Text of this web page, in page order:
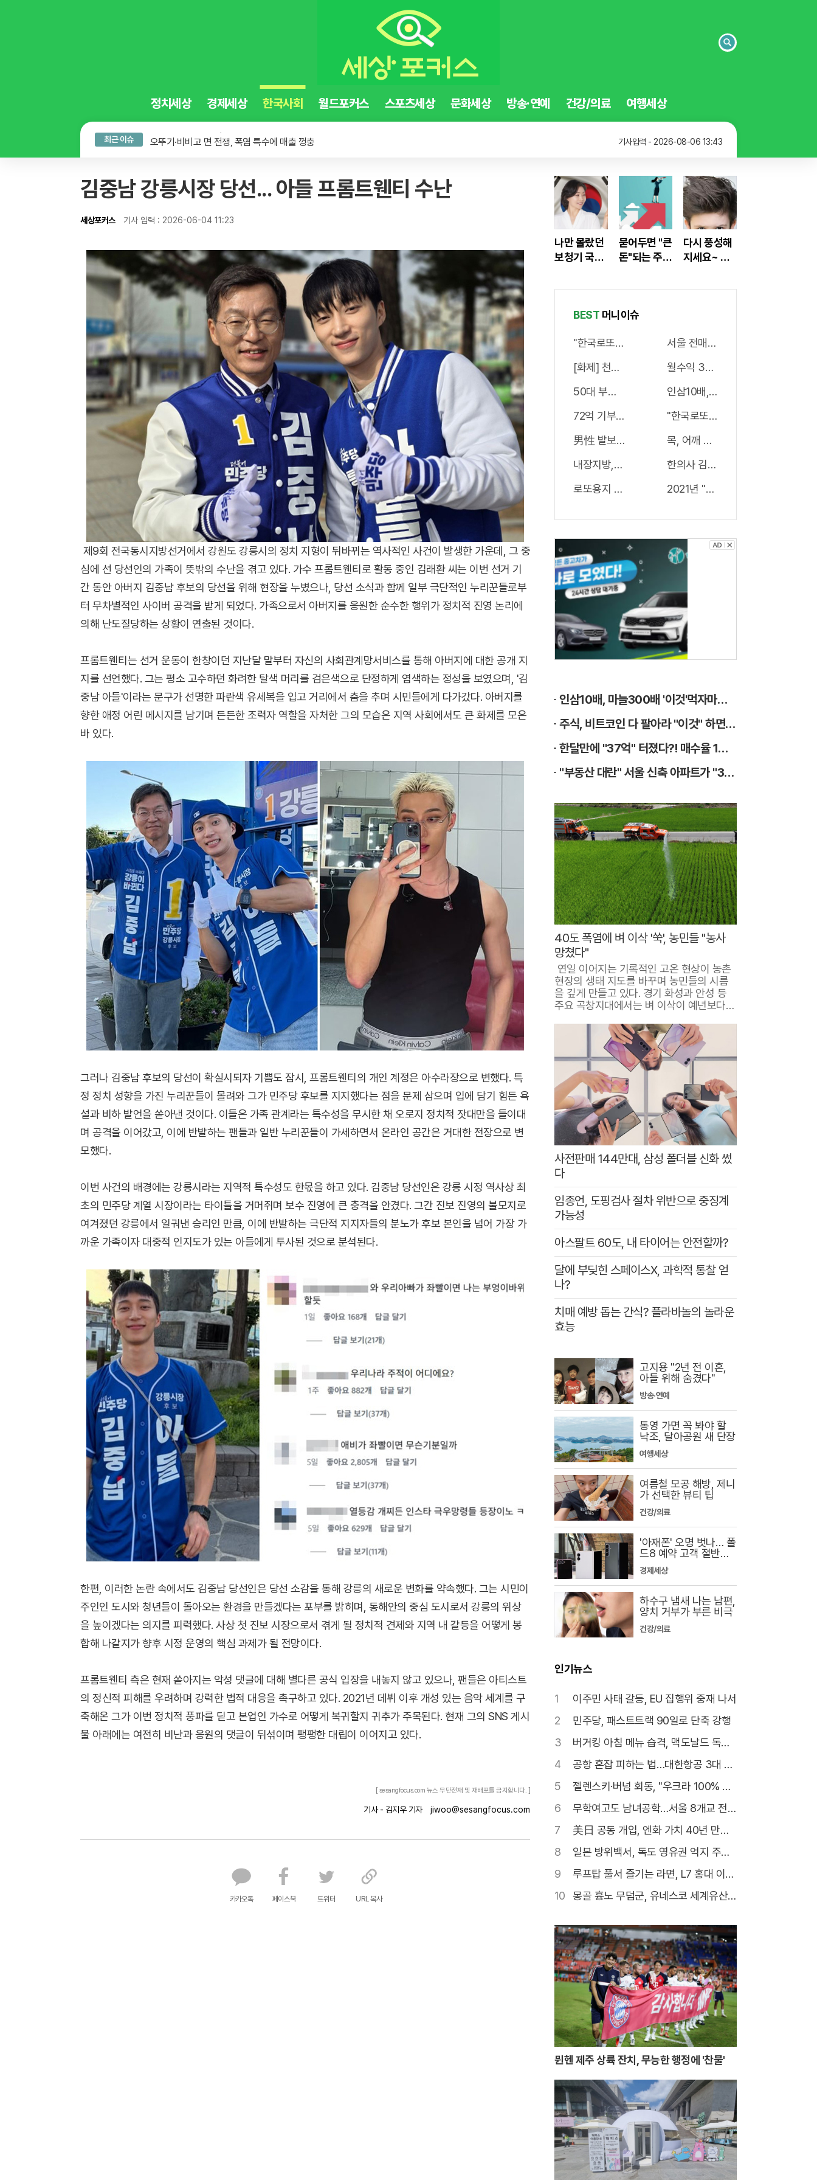
검
정치세상 경제세상 한국사회 월드포커스 스포츠세상 문화세상 방송·연예 건강/의료 여행세상
최근 이슈
뮌헨 제주 상륙 잔치, 무능한 행정에 '찬물' 기사입력 - 2026-08-06 13:48
무더위 쉼터의 진화, 광화문 해피소 이달 말까지 연장
오뚜기·비비고 면 전쟁, 폭염 특수에 매출 껑충 기사입력 - 2026-08-06 13:43
김중남 강릉시장 당선... 아들 프롬트웬티 수난
세상포커스 기사 입력 : 2026-06-04 11:23
제9회 전국동시지방선거에서 강원도 강릉시의 정치 지형이 뒤바뀌는 역사적인 사건이 발생한 가운데, 그 중
심에 선 당선인의 가족이 뜻밖의 수난을 겪고 있다. 가수 프롬트웬티로 활동 중인 김래환 씨는 이번 선거 기
간 동안 아버지 김중남 후보의 당선을 위해 현장을 누볐으나, 당선 소식과 함께 일부 극단적인 누리꾼들로부
터 무차별적인 사이버 공격을 받게 되었다. 가족으로서 아버지를 응원한 순수한 행위가 정치적 진영 논리에
의해 난도질당하는 상황이 연출된 것이다.
프롬트웬티는 선거 운동이 한창이던 지난달 말부터 자신의 사회관계망서비스를 통해 아버지에 대한 공개 지
지를 선언했다. 그는 평소 고수하던 화려한 탈색 머리를 검은색으로 단정하게 염색하는 정성을 보였으며, '김
중남 아들'이라는 문구가 선명한 파란색 유세복을 입고 거리에서 춤을 추며 시민들에게 다가갔다. 아버지를
향한 애정 어린 메시지를 남기며 든든한 조력자 역할을 자처한 그의 모습은 지역 사회에서도 큰 화제를 모은
바 있다.
그러나 김중남 후보의 당선이 확실시되자 기쁨도 잠시, 프롬트웬티의 개인 계정은 아수라장으로 변했다. 특
정 정치 성향을 가진 누리꾼들이 몰려와 그가 민주당 후보를 지지했다는 점을 문제 삼으며 입에 담기 힘든 욕
설과 비하 발언을 쏟아낸 것이다. 이들은 가족 관계라는 특수성을 무시한 채 오로지 정치적 잣대만을 들이대
며 공격을 이어갔고, 이에 반발하는 팬들과 일반 누리꾼들이 가세하면서 온라인 공간은 거대한 전장으로 변
모했다.
이번 사건의 배경에는 강릉시라는 지역적 특수성도 한몫을 하고 있다. 김중남 당선인은 강릉 시정 역사상 최
초의 민주당 계열 시장이라는 타이틀을 거머쥐며 보수 진영에 큰 충격을 안겼다. 그간 진보 진영의 불모지로
여겨졌던 강릉에서 일궈낸 승리인 만큼, 이에 반발하는 극단적 지지자들의 분노가 후보 본인을 넘어 가장 가
까운 가족이자 대중적 인지도가 있는 아들에게 투사된 것으로 분석된다.
한편, 이러한 논란 속에서도 김중남 당선인은 당선 소감을 통해 강릉의 새로운 변화를 약속했다. 그는 시민이
주인인 도시와 청년들이 돌아오는 환경을 만들겠다는 포부를 밝히며, 동해안의 중심 도시로서 강릉의 위상
을 높이겠다는 의지를 피력했다. 사상 첫 진보 시장으로서 겪게 될 정치적 견제와 지역 내 갈등을 어떻게 봉
합해 나갈지가 향후 시정 운영의 핵심 과제가 될 전망이다.
프롬트웬티 측은 현재 쏟아지는 악성 댓글에 대해 별다른 공식 입장을 내놓지 않고 있으나, 팬들은 아티스트
의 정신적 피해를 우려하며 강력한 법적 대응을 촉구하고 있다. 2021년 데뷔 이후 개성 있는 음악 세계를 구
축해온 그가 이번 정치적 풍파를 딛고 본업인 가수로 어떻게 복귀할지 귀추가 주목된다. 현재 그의 SNS 게시
물 아래에는 여전히 비난과 응원의 댓글이 뒤섞이며 팽팽한 대립이 이어지고 있다.
[ sesangfocus.com 뉴스 무단전재 및 재배포를 금지합니다. ]
기사 - 김지우 기자 jiwoo@sesangfocus.com
카카오톡 페이스북 트위터 URL 복사
나만 몰랐던
보청기 국가
묻어두면 "큰
돈"되는 주식
면 된다.
다시 풍성해
지세요~ 미
효모샴푸 !!
BEST 머니이슈
"한국로또 망했다" 관계자 실수로 이번주 971회차 번호 6
[화제] 천하장사 이만기의 관절튼튼 "호관원" 100%당첨
50대 부부 한알 먹고 침대에서 평균횟수 하루5번?
72억 기부한 미녀 스님, 정체 알고보니..충격!
男性 발보다 더러운 '거기', 세균지수 확인해보니..충격!
내장지방,원인은 비만균! '이것'하고 쏙쏙 빠져…
로또용지 뒷면 확인하니 1등당첨 비밀열쇠 발견돼
서울 전매제한 없는 부동산 나왔다!
월수익 3000만원 가능하다!? 고수
인삼10배, 마늘300배 '이것'먹자마
"한국로또 뚫렸다" 이번주 1등번호
목, 어깨 뭉치고 결리는 '통증' 파헤
한의사 김오곤 "2주 -17kg 감량법"
2021년 "당진" 집값 상승률 1위..왜
고
,
1
0
%
매
물
상
담
부
터
구
매
까
지
고
객
만
족
하
는
하
나
고
차
인삼10배, 마늘300배 '이것'먹자마자 "그곳" 땅땅해져..헉!
주식, 비트코인 다 팔아라 "이것" 하면 큰돈 번다!
한달만에 "37억" 터졌다?! 매수율 1위..."이종목" 당장사라!
"부동산 대란" 서울 신축 아파트가 "3억?"
40도 폭염에 벼 이삭 '쑥', 농민들 "농사
망쳤다"
연일 이어지는 기록적인 고온 현상이 농촌
현장의 생태 지도를 바꾸며 농민들의 시름
을 깊게 만들고 있다. 경기 화성과 안성 등
주요 곡창지대에서는 벼 이삭이 예년보다
사전판매 144만대, 삼성 폴더블 신화 썼
다
임종언, 도핑검사 절차 위반으로 중징계
가능성
아스팔트 60도, 내 타이어는 안전할까?
달에 부딪힌 스페이스X, 과학적 통찰 얻
나?
치매 예방 돕는 간식? 플라바놀의 놀라운
효능
고지용 "2년 전 이혼,
아들 위해 숨겼다"
방송·연예
통영 가면 꼭 봐야 할
낙조, 달아공원 새 단장
여행세상
여름철 모공 해방, 제니
가 선택한 뷰티 팁
건강/의료
'아재폰' 오명 벗나… 폴
드8 예약 고객 절반이 1
030
경제세상
하수구 냄새 나는 남편,
양치 거부가 부른 비극
건강/의료
인기뉴스
1
이주민 사태 갈등, EU 집행위 중재 나서
2
민주당, 패스트트랙 90일로 단축 강행
3
버거킹 아침 메뉴 습격, 맥도날드 독주
깰까
4
공항 혼잡 피하는 법…대한항공 3대 서
비스
5
젤렌스키·버넘 회동, "우크라 100% 지
지"
6
무학여고도 남녀공학…서울 8개교 전환
확정
7
美日 공동 개입, 엔화 가치 40년 만에
최저
8
일본 방위백서, 독도 영유권 억지 주장
22년째
9
루프탑 풀서 즐기는 라면, L7 홍대 이색
협업
10
몽골 흉노 무덤군, 유네스코 세계유산
뮌헨 제주 상륙 잔치, 무능한 행정에 '찬물'